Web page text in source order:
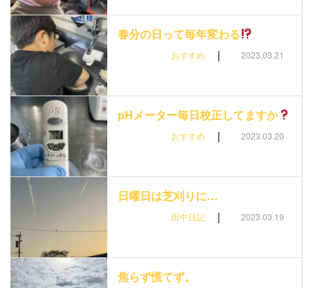
春分の日って毎年変わる
おすすめ | 2023.03.21
pHメーター毎日校正してますか
おすすめ | 2023.03.20
日曜日は芝刈りに…
田中日記 | 2023.03.19
焦らず慌てず。